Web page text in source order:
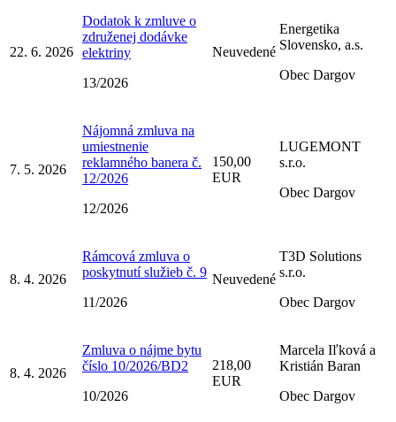
22. 6. 2026
Dodatok k zmluve o
združenej dodávke
elektriny
13/2026
Neuvedené
Energetika
Slovensko, a.s.
Obec Dargov
7. 5. 2026
Nájomná zmluva na
umiestnenie
reklamného banera č.
12/2026
12/2026
150,00
EUR
LUGEMONT
s.r.o.
Obec Dargov
8. 4. 2026
Rámcová zmluva o
poskytnutí služieb č. 9
11/2026
Neuvedené
T3D Solutions
s.r.o.
Obec Dargov
8. 4. 2026
Zmluva o nájme bytu
číslo 10/2026/BD2
10/2026
218,00
EUR
Marcela Iľková a
Kristián Baran
Obec Dargov